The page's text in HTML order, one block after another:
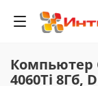
Компьютер
4060Ti 8Гб,